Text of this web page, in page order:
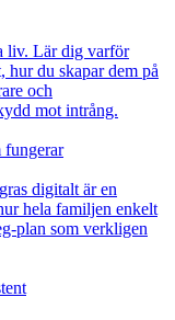
liv. Lär dig varför
hur du skapar dem på
och
mot intrång.
fungerar
digitalt är en
hela familjen enkelt
plan som verkligen